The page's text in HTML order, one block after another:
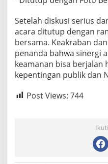
Setelah diskusi serius
acara ditutup dengan
bersama. Keakraban
penanda bahwa sinergi
keamanan bisa berjalan
kepentingan publik dan
Post Views: 744